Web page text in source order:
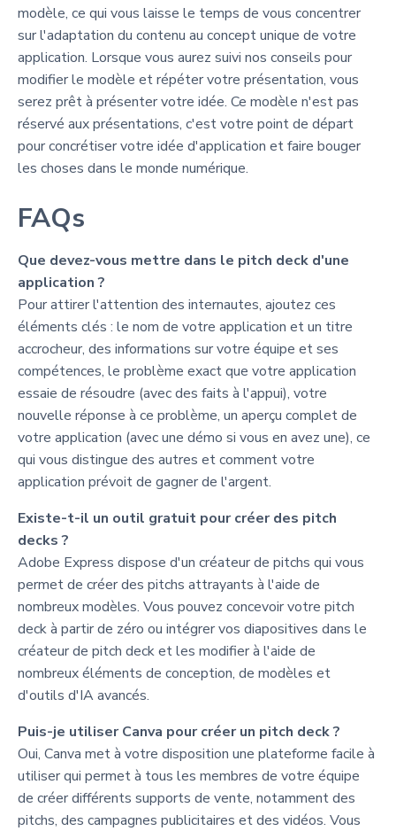
modèle, ce qui vous laisse le temps de vous concentrer
sur l'adaptation du contenu au concept unique de votre
application. Lorsque vous aurez suivi nos conseils pour
modifier le modèle et répéter votre présentation, vous
serez prêt à présenter votre idée. Ce modèle n'est pas
réservé aux présentations, c'est votre point de départ
pour concrétiser votre idée d'application et faire bouger
les choses dans le monde numérique.
FAQs
Que devez-vous mettre dans le pitch deck d'une
application ?
Pour attirer l'attention des internautes, ajoutez ces
éléments clés : le nom de votre application et un titre
accrocheur, des informations sur votre équipe et ses
compétences, le problème exact que votre application
essaie de résoudre (avec des faits à l'appui), votre
nouvelle réponse à ce problème, un aperçu complet de
votre application (avec une démo si vous en avez une), ce
qui vous distingue des autres et comment votre
application prévoit de gagner de l'argent.
Existe-t-il un outil gratuit pour créer des pitch
decks ?
Adobe Express dispose d'un créateur de pitchs qui vous
permet de créer des pitchs attrayants à l'aide de
nombreux modèles. Vous pouvez concevoir votre pitch
deck à partir de zéro ou intégrer vos diapositives dans le
créateur de pitch deck et les modifier à l'aide de
nombreux éléments de conception, de modèles et
d'outils d'IA avancés.
Puis-je utiliser Canva pour créer un pitch deck ?
Oui, Canva met à votre disposition une plateforme facile à
utiliser qui permet à tous les membres de votre équipe
de créer différents supports de vente, notamment des
pitchs, des campagnes publicitaires et des vidéos. Vous